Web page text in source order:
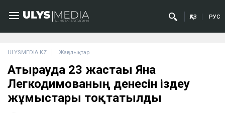
ҚАЗ РУС
ULYSMEDIA.KZ Жаңалықтар
Атырауда 23 жастағы Яна
Легкодимованың денесін іздеу
жұмыстары тоқтатылды